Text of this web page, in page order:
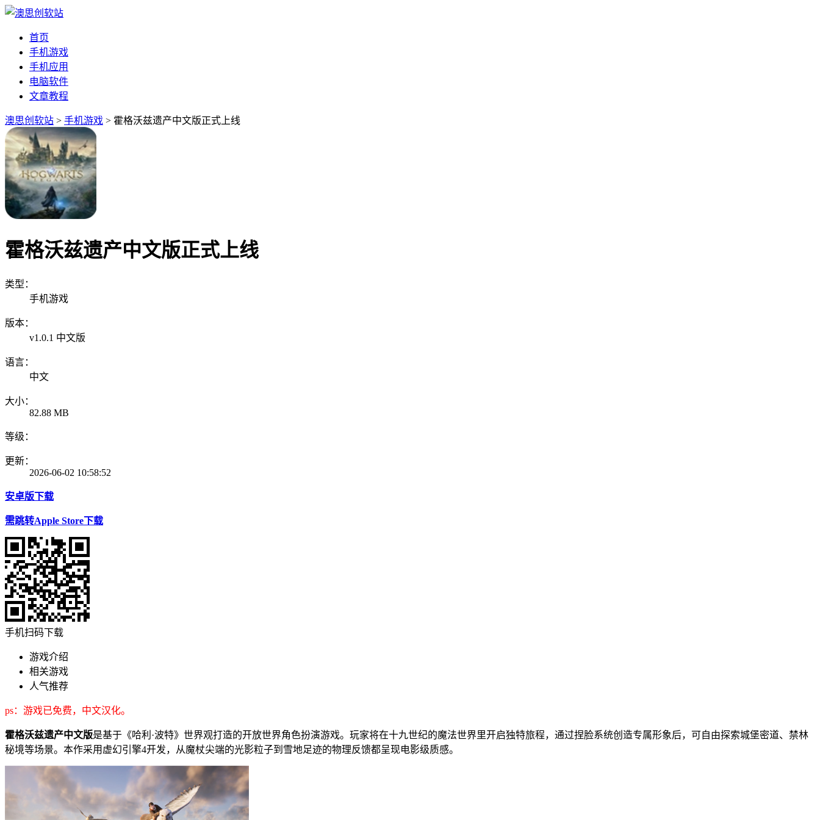
首页
手机游戏
手机应用
电脑软件
文章教程
澳思创软站 > 手机游戏 > 霍格沃兹遗产中文版正式上线
霍格沃兹遗产中文版正式上线
类型：
手机游戏
版本：
v1.0.1 中文版
语言：
中文
大小：
82.88 MB
等级：
更新：
2026-06-02 10:58:52
安卓版下载
需跳转Apple Store下载
手机扫码下载
游戏介绍
相关游戏
人气推荐
ps：游戏已免费，中文汉化。
霍格沃兹遗产中文版是基于《哈利·波特》世界观打造的开放世界角色扮演游戏。玩家将在十九世纪的魔法世界里开启独特旅程，通过捏脸系统创造专属形象后，可自由探索城堡密道、禁林
秘境等场景。本作采用虚幻引擎4开发，从魔杖尖端的光影粒子到雪地足迹的物理反馈都呈现电影级质感。